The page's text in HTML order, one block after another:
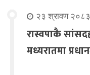
२३ श्रावण
रास्वपाकै
मध्यरातमा